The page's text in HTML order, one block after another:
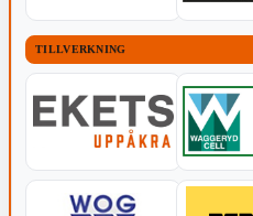
TILLVERKNING